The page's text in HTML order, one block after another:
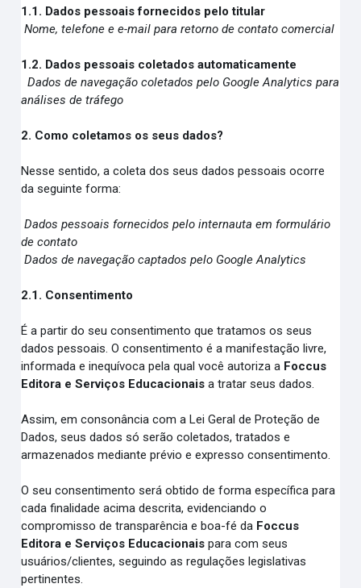
1.1. Dados pessoais fornecidos pelo titular
Nome, telefone e e-mail para retorno de contato comercial
1.2. Dados pessoais coletados automaticamente
Dados de navegação coletados pelo Google Analytics para
análises de tráfego
2. Como coletamos os seus dados?
Nesse sentido, a coleta dos seus dados pessoais ocorre
da seguinte forma:
Dados pessoais fornecidos pelo internauta em formulário
de contato
Dados de navegação captados pelo Google Analytics
2.1. Consentimento
É a partir do seu consentimento que tratamos os seus
dados pessoais. O consentimento é a manifestação livre,
informada e inequívoca pela qual você autoriza a Foccus
Editora e Serviços Educacionais a tratar seus dados.
Assim, em consonância com a Lei Geral de Proteção de
Dados, seus dados só serão coletados, tratados e
armazenados mediante prévio e expresso consentimento.
O seu consentimento será obtido de forma específica para
cada finalidade acima descrita, evidenciando o
compromisso de transparência e boa-fé da Foccus
Editora e Serviços Educacionais para com seus
usuários/clientes, seguindo as regulações legislativas
pertinentes.